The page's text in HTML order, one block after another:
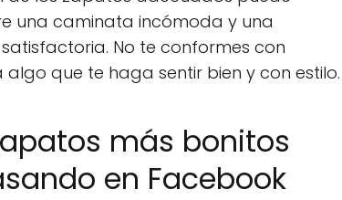
una caminata incómoda y una
No te conformes con
que te haga sentir bien y con estilo.
más bonitos
en Facebook